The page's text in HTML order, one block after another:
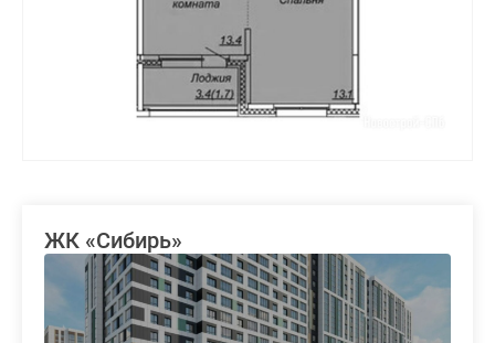
ЖК «Сибирь»